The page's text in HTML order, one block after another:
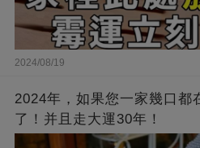
2024/08/19
2024年，如果您一家幾口都
了！并且走大運30年！